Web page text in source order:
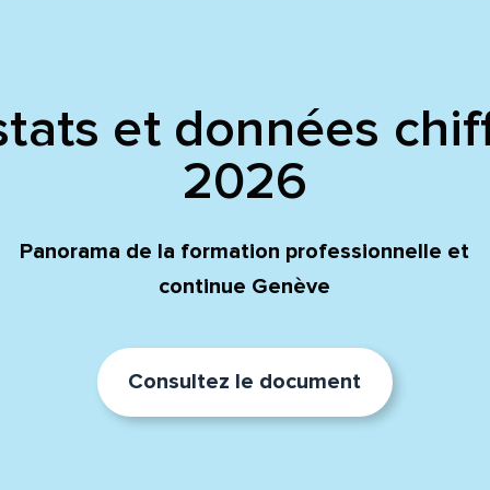
et données
2026
Panorama de la formation professionnelle et
continue Genève
Consultez le document